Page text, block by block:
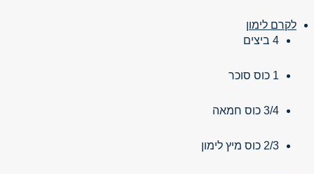
לקרם לימון
4 ביצים
1 כוס סוכר
3/4 כוס חמאה
2/3 כוס מיץ לימון